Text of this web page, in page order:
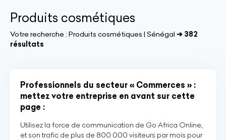
Produits cosmétiques
Votre recherche : Produits cosmétiques | Sénégal ➔ 382
résultats
Professionnels du secteur « Commerces » :
mettez votre entreprise en avant sur cette
page :
Utilisez la force de communication de Go Africa Online,
et son trafic de plus de 800 000 visiteurs par mois pour